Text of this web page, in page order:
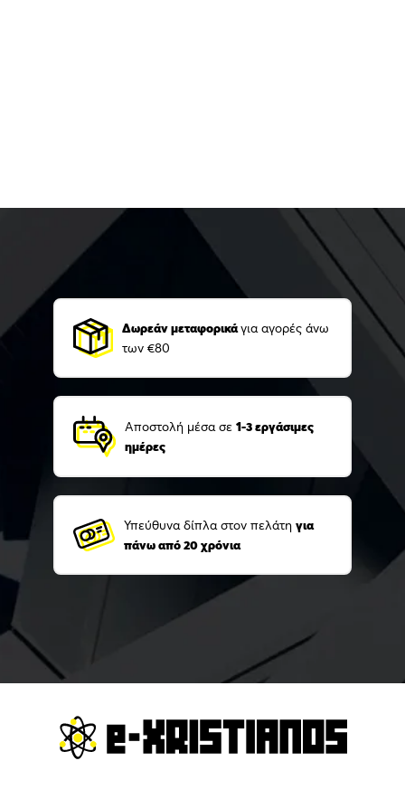
Δωρεάν μεταφορικάγια αγορές άνω
των €80
Αποστολή μέσα σε 1-3 εργάσιμες
ημέρες
Υπεύθυνα δίπλα στον πελάτη για
πάνω από 20 χρόνια